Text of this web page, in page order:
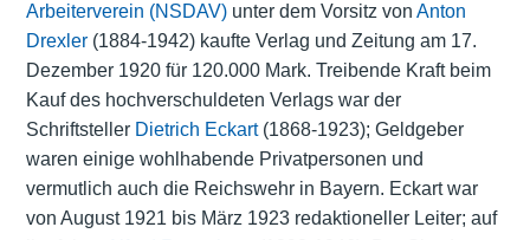
Arbeiterverein (NSDAV)unter dem Vorsitz von Anton
Drexler(1884-1942) kaufte Verlag und Zeitung am 17.
Dezember 1920 für 120.000 Mark. Treibende Kraft beim
Kauf des hochverschuldeten Verlags war der
Schriftsteller Dietrich Eckart(1868-1923); Geldgeber
waren einige wohlhabende Privatpersonen und
vermutlich auch die Reichswehr in Bayern. Eckart war
von August 1921 bis März 1923 redaktioneller Leiter; auf